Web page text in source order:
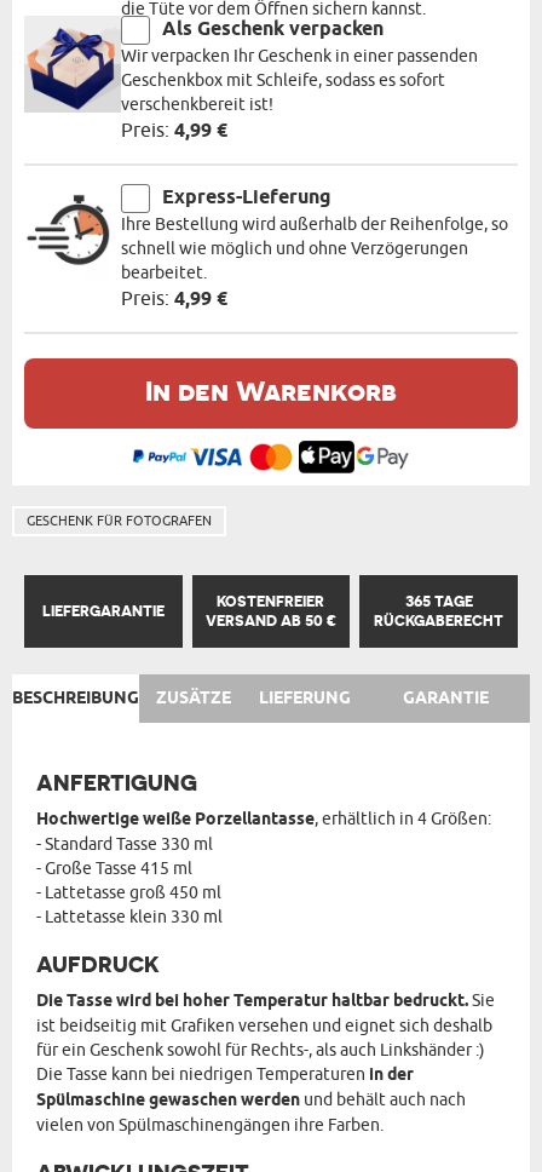
die Tüte vor dem Öffnen sichern kannst.
Als Geschenk verpacken
Wir verpacken Ihr Geschenk in einer passenden
Geschenkbox mit Schleife, sodass es sofort
verschenkbereit ist!
Preis: 4,99 €
Express-Lieferung
Ihre Bestellung wird außerhalb der Reihenfolge, so
schnell wie möglich und ohne Verzögerungen
bearbeitet.
Preis: 4,99 €
In den Warenkorb
GESCHENK FÜR FOTOGRAFEN
LIEFERGARANTIE
KOSTENFREIER
VERSAND AB 50 €
365 TAGE
RÜCKGABERECHT
BESCHREIBUNG ZUSÄTZE LIEFERUNG GARANTIE
ANFERTIGUNG
Hochwertige weiße Porzellantasse, erhältlich in 4 Größen:
- Standard Tasse 330 ml
- Große Tasse 415 ml
- Lattetasse groß 450 ml
- Lattetasse klein 330 ml
AUFDRUCK
Die Tasse wird bei hoher Temperatur haltbar bedruckt.Sie
ist beidseitig mit Grafiken versehen und eignet sich deshalb
für ein Geschenk sowohl für Rechts-, als auch Linkshänder :)
Die Tasse kann bei niedrigen Temperaturen in der
Spülmaschine gewaschen werden und behält auch nach
vielen von Spülmaschinengängen ihre Farben.